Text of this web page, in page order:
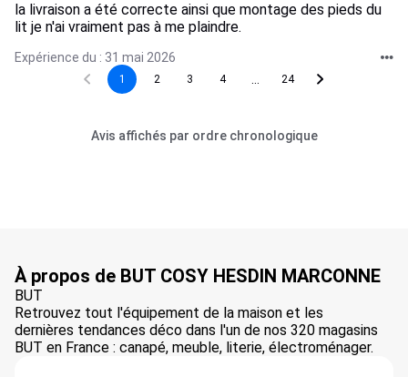
la livraison a été correcte ainsi que montage des pieds du
lit je n'ai vraiment pas à me plaindre.
Expérience du : 31 mai 2026
1 2 3 4 24
Avis affichés par ordre chronologique
À propos de BUT COSY HESDIN MARCONNE
BUT
Retrouvez tout l'équipement de la maison et les
dernières tendances déco dans l'un de nos 320 magasins
BUT en France : canapé, meuble, literie, électroménager.